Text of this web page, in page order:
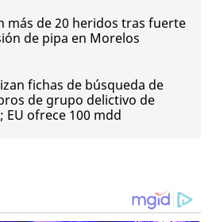
más de 20 heridos tras fuerte
de pipa en Morelos
fichas de búsqueda de
de grupo delictivo de
EU ofrece 100 mdd